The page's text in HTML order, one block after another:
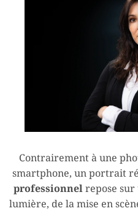
Contrairement à une
smartphone, un portrait
professionnel repose
lumière, de la mise en